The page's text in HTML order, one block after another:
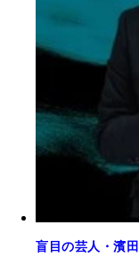
盲目の芸人・濱